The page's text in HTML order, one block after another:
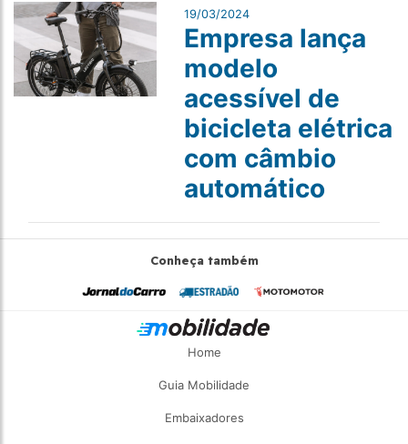
19/03/2024
Empresa lança
modelo
acessível de
bicicleta elétrica
com câmbio
automático
Conheça também
Home
Guia Mobilidade
Embaixadores